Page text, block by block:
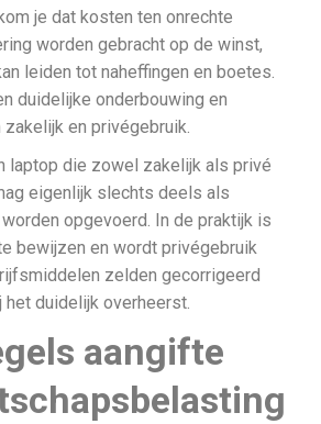
je dat kosten ten onrechte
worden gebracht op de winst,
leiden tot naheffingen en boetes.
duidelijke onderbouwing en
en privégebruik.
laptop die zowel zakelijk als privé
eigenlijk slechts deels als
opgevoerd. In de praktijk is
bewijzen en wordt privégebruik
zelden gecorrigeerd
het duidelijk overheerst.
aangifte